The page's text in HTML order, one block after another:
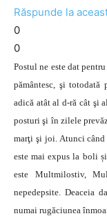
Răspunde la
0
0
Postul ne este dat
pământesc, şi totodată
adică atât al d-ră cât şi
posturi şi în zilele
marţi şi joi. Atunci
este mai expus la boli
este Multmilostiv,
nepedepsite. Deaceia
numai rugăciunea